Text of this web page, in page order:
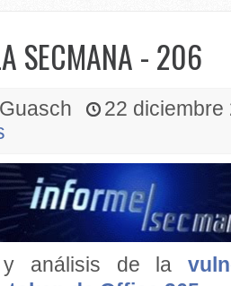
SECMANA - 206
22 diciembre
y análisis de la